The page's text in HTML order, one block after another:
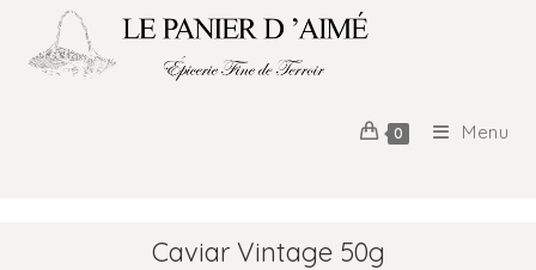
0 Menu
Caviar Vintage 50g